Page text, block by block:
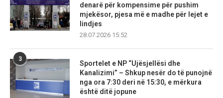
denarë për kompensime për pushim
mjekësor, pjesa më e madhe për lejet e
lindjes
28.07.2026 15:52
3
Sportelet e NP “Ujësjellësi dhe
Kanalizimi” – Shkup nesër do të punojnë
nga ora 7:30 deri në 15:30, e mërkura
është ditë jopune